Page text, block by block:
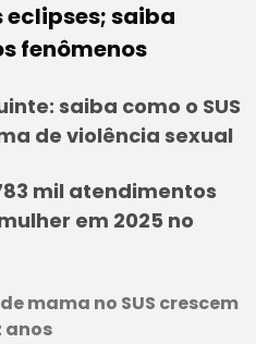
saiba
fenômenos
saiba como o SUS
de violência sexual
mil atendimentos
em 2025 no
mama no SUS crescem
anos